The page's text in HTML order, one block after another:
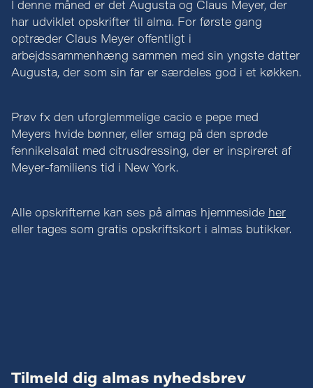
I denne måned er det Augusta og Claus Meyer, der
har udviklet opskrifter til alma. For første gang
optræder Claus Meyer offentligt i
arbejdssammenhæng sammen med sin yngste datter
Augusta, der som sin far er særdeles god i et køkken.
Prøv fx den uforglemmelige cacio e pepe med
Meyers hvide bønner, eller smag på den sprøde
fennikelsalat med citrusdressing, der er inspireret af
Meyer-familiens tid i New York.
Alle opskrifterne kan ses på almas hjemmeside her
eller tages som gratis opskriftskort i almas butikker.
Tilmeld dig almas nyhedsbrev